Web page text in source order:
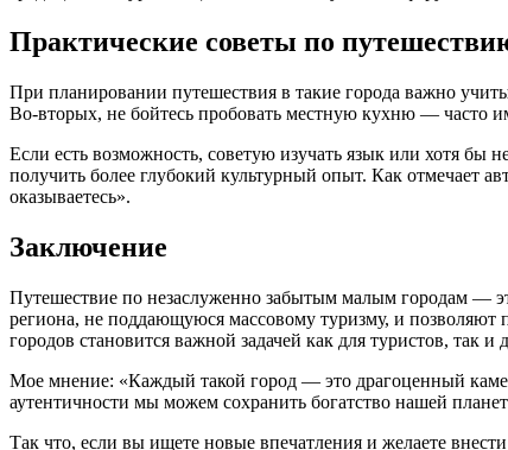
Практические советы по
При планировании путешествия в такие города важно
Во-вторых, не бойтесь пробовать местную кухню — часто
Если есть возможность, советую изучать язык или хотя
получить более глубокий культурный опыт. Как отмечает
оказываетесь».
Заключение
Путешествие по незаслуженно забытым малым городам —
региона, не поддающуюся массовому туризму, и позволяют
городов становится важной задачей как для туристов, так и
Мое мнение: «Каждый такой город — это драгоценный
аутентичности мы можем сохранить богатство нашей
Так что, если вы ищете новые впечатления и желаете